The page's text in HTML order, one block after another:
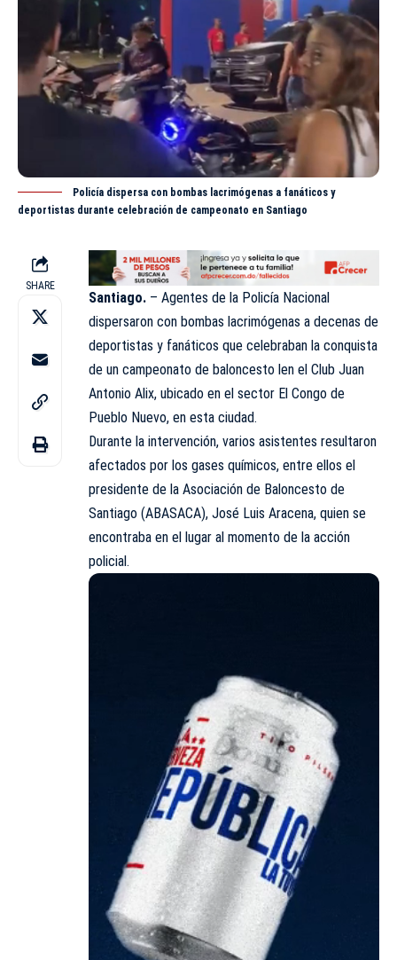
Policía dispersa con bombas lacrimógenas a fanáticos y
deportistas durante celebración de campeonato en Santiago
SHARE
Santiago. – Agentes de la Policía Nacional
dispersaron con bombas lacrimógenas a decenas de
deportistas y fanáticos que celebraban la conquista
de un campeonato de baloncesto len el Club Juan
Antonio Alix, ubicado en el sector El Congo de
Pueblo Nuevo, en esta ciudad.
Durante la intervención, varios asistentes resultaron
afectados por los gases químicos, entre ellos el
presidente de la Asociación de Baloncesto de
Santiago (ABASACA), José Luis Aracena, quien se
encontraba en el lugar al momento de la acción
policial.